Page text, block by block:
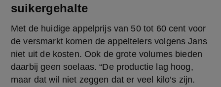
suikergehalte
Met de huidige appelprijs van 50 tot 60 cent voor
de versmarkt komen de appeltelers volgens Jans
niet uit de kosten. Ook de grote volumes bieden
daarbij geen soelaas. “De productie lag hoog,
maar dat wil niet zeggen dat er veel kilo’s zijn.